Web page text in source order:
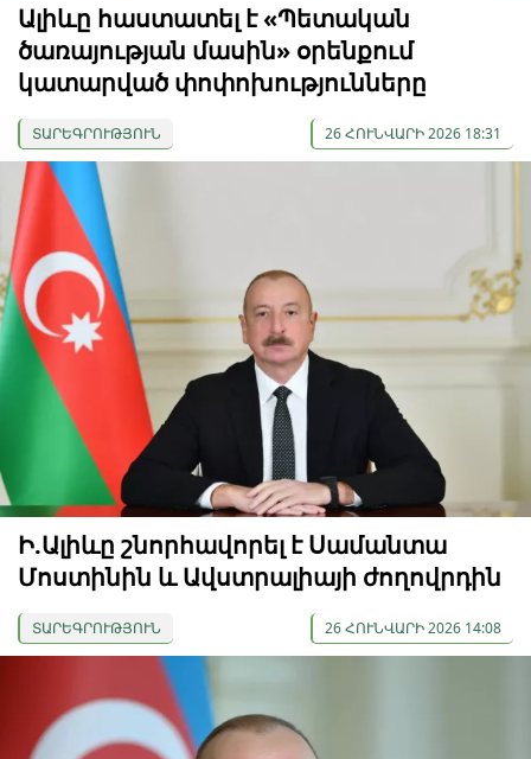
Ալիևը հաստատել է «Պետական
ծառայության մասին» օրենքում
կատարված փոփոխությունները
ՏԱՐԵԳՐՈՒԹՅՈՒՆ 26 ՀՈՒՆՎԱՐԻ 2026 18:31
Ի.Ալիևը շնորհավորել է Սամանտա
Մոստինին և Ավստրալիայի ժողովրդին
ՏԱՐԵԳՐՈՒԹՅՈՒՆ 26 ՀՈՒՆՎԱՐԻ 2026 14:08